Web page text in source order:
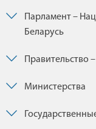
Парламент –
Беларусь
Правительство
Министерства